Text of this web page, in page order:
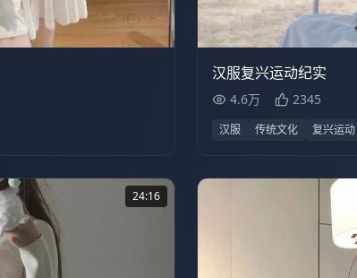
57:36 4.6万
汉服复兴运动纪实
4.6万 2345
汉服 传统文化 复兴运动
24:16